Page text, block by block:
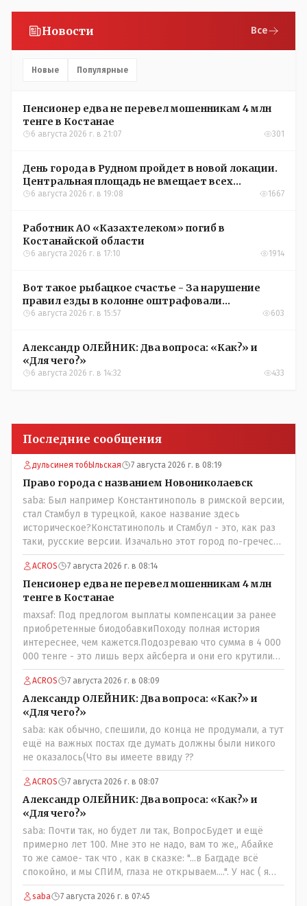
Новости Все
Новые Популярные
Пенсионер едва не перевел мошенникам 4 млн
тенге в Костанае
6 августа 2026 г. в 21:07 301
День города в Рудном пройдет в новой локации.
Центральная площадь не вмещает всех
желающих
6 августа 2026 г. в 19:08 1667
Работник АО «Казахтелеком» погиб в
Костанайской области
6 августа 2026 г. в 17:10 1914
Вот такое рыбацкое счастье - За нарушение
правил езды в колонне оштрафовали
участников соревнований в Аркалыке
6 августа 2026 г. в 15:57 603
Александр ОЛЕЙНИК: Два вопроса: «Как?» и
«Для чего?»
6 августа 2026 г. в 14:32 433
Последние сообщения
дульсинея тобЫльская 7 августа 2026 г. в 08:19
Право города с названием Новониколаевск
saba: Был например Константинополь в римской версии,
стал Стамбул в турецкой, какое название здесь
историческое?Констатинополь и Стамбул - это, как раз
таки, русские версии. Изачально этот город по-гречески
назывался Бизантиов, а на латыни - Бизантинум. Потом
он стал Константинополисом. Турки до 1930 года
назваали его Константиние. И лишь в 1930 году
переименовали в Истанбул.
ACROS 7 августа 2026 г. в 08:14
Пенсионер едва не перевел мошенникам 4 млн
тенге в Костанае
maxsaf: Под предлогом выплаты компенсации за ранее
приобретенные биодобавкиПоходу полная история
интереснее, чем кажется.Подозреваю что сумма в 4 000
000 тенге - это лишь верх айсберга и они его крутили
по полной за эти биодобавки.
ACROS 7 августа 2026 г. в 08:09
Александр ОЛЕЙНИК: Два вопроса: «Как?» и
«Для чего?»
saba: как обычно, спешили, до конца не продумали, а тут
ещё на важных постах где думать должны были никого
не оказалось(Что вы имеете ввиду ??
ACROS 7 августа 2026 г. в 08:07
Александр ОЛЕЙНИК: Два вопроса: «Как?» и
«Для чего?»
saba: Почти так, но будет ли так, ВопросБудет и ещё
примерно лет 100. Мне это не надо, вам то же,, Абайке
то же самое- так что , как в сказке: "...в Багдаде всё
спокойно, и мы СПИМ, глаза не открываем....". У нас ( я
сужу лично и это моё мнение- может ошибочное, но это
моё личное) менталитет такой - спокойный и
saba 7 августа 2026 г. в 07:45